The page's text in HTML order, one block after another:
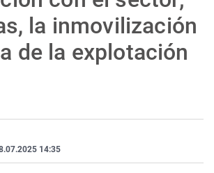
la inmovilización
de la explotación
14:35